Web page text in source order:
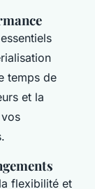
temps de
et la
flexibilité et